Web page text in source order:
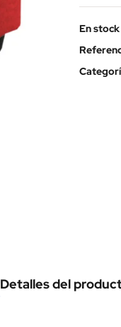
En stock
Detalles del